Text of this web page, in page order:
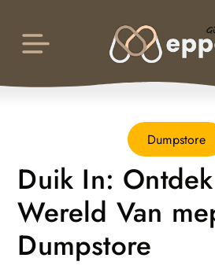
Dumpstore
Duik In:
Wereld Van
Dumpstore